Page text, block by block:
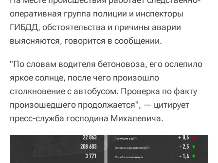
оперативная группа полиции и инспекторы
ГИБДД, обстоятельства и причины аварии
выясняются, говорится в сообщении.
"По словам водителя бетоновоза, его ослепило
яркое солнце, после чего произошло
столкновение с автобусом. Проверка по факту
произошедшего продолжается", — цитирует
пресс-служба господина Михалевича.